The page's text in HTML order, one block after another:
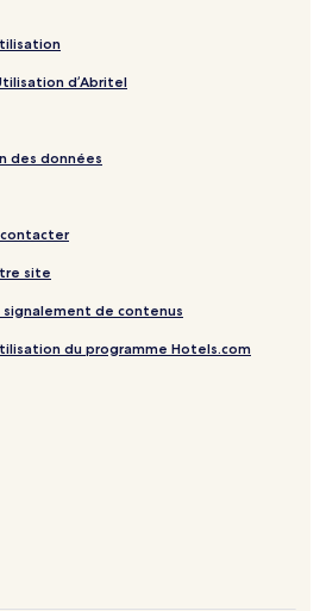
d’Abritel
des données
site
de contenus
du programme Hotels.com